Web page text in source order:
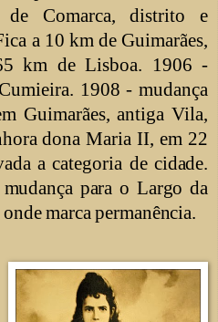
Comarca, distrito e
a 10 km de Guimarães,
km de Lisboa. 1906 -
1908 - mudança
Guimarães, antiga Vila,
dona MariaII,em 22
a categoria de cidade.
para o Largo da
marca permanência.